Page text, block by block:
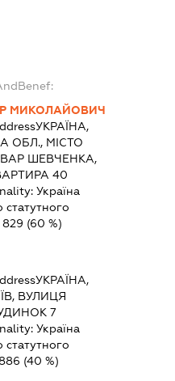
МИКОЛАЙОВИЧ
УКРАЇНА,
ОБЛ., МІСТО
ШЕВЧЕНКА,
40
Україна
статутного
829 (60 %)
УКРАЇНА,
ВУЛИЦЯ
7
Україна
статутного
(40 %)